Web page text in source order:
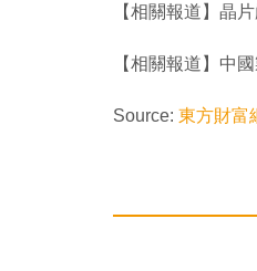
【相關報道】晶
【相關報道】中
Source: 東方財富